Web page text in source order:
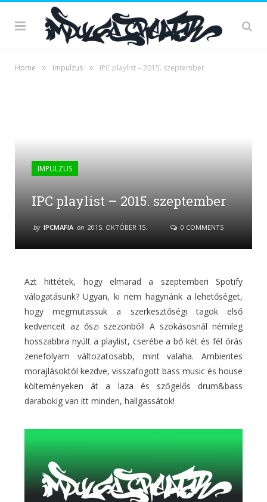
Home » Impulzus » IPC playlist – 2015. szeptember
IMPULZUS
IPC playlist – 2015. szeptember
by IPCMAFIA on 2015. OKTÓBER 15. 0 COMMENTS
Azt hittétek, hogy elmarad a szeptemberi Spotify
válogatásunk? Ugyan, ki nem hagynánk a lehetőséget,
hogy megmutassuk a szerkesztőségi tagok első
kedvenceit az őszi szezonból! A szokásosnál némileg
hosszabbra nyúlt a playlist, cserébe a bő két és fél órás
zenefolyam változatosabb, mint valaha. Ambientes
morajlásoktól kezdve, visszafogott bass music és house
költeményeken át a laza és szögelős drum&bass
darabokig van itt minden, hallgassátok!